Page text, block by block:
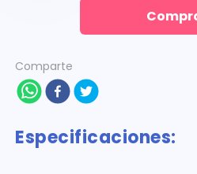
Comparte
Especificaciones: